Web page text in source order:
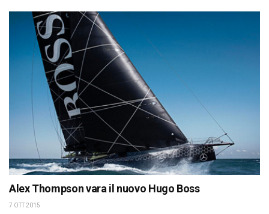
Alex Thompson vara il nuovo Hugo Boss
7 OTT 2015